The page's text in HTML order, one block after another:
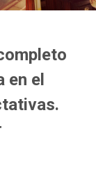
en el